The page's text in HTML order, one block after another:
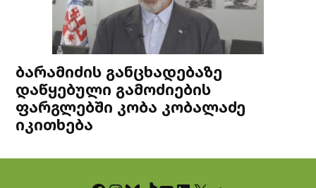
ბარამიძის განცხადებაზე
დაწყებული გამოძიების
ფარგლებში კობა კობალაძე
იკითხება